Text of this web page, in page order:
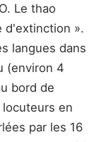
Le thao
d'extinction ».
langues dans
(environ 4
bord de
en
par les 16